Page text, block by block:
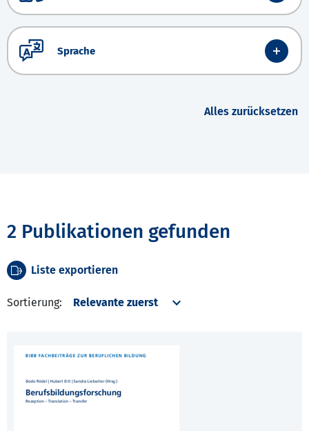
Sprache
Alles zurücksetzen
2 Publikationen gefunden
Liste exportieren
Sortierung: